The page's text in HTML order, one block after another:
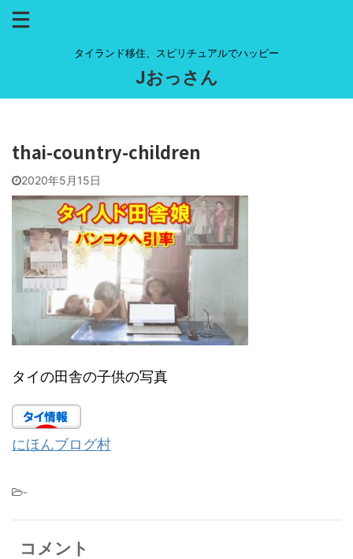
タイランド移住、スピリチュアルでハッピー
Jおっさん
thai-country-children
2020年5月15日
タイの田舎の子供の写真
にほんブログ村
-
コメント